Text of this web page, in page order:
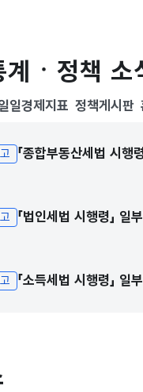
ㆍ정책 소
예고
「종합부동산세법 시행
「법인세법 시행령」 일
「소득세법 시행령」 일
일경제지표 정책게시판